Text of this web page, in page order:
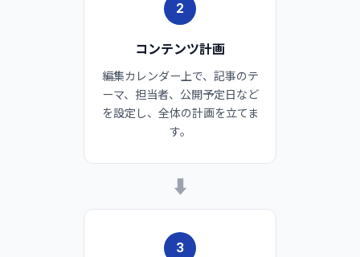
2
コンテンツ計画
編集カレンダー上で、記事のテ
ーマ、担当者、公開予定日など
を設定し、全体の計画を立てま
す。
➡
3